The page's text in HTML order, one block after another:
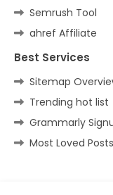
Semrush Tool
ahref Affiliate
Best Services
Sitemap
Trending hot list
Grammarly
Most Loved Posts